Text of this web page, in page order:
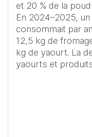
et 20 % de la
En 2024–2025,
consommait par
12,5 kg de
kg de yaourt. La
yaourts et